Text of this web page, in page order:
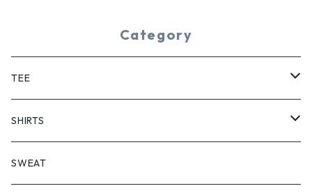
Category
TEE
SHORT SLEEVE
LONG SLEEVE
SHIRTS
SHORT SLEEVE
SWEAT